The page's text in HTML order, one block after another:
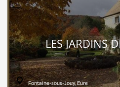
LES JARDINS
Fontaine-sous-Jouy, Eure